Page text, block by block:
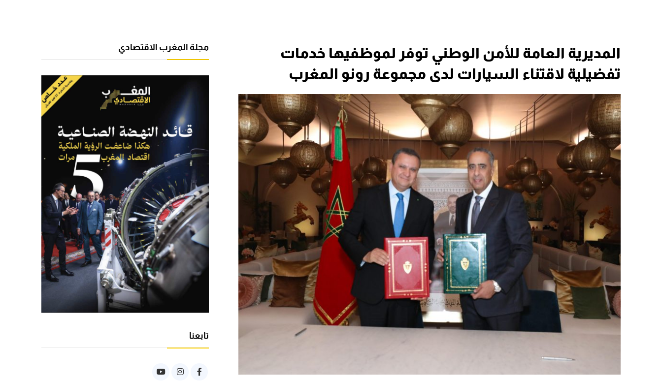
المديرية العامة للأمن الوطني توفر لموظفيها خدمات
تفضيلية لاقتناء السيارات لدى مجموعة رونو المغرب
مجلة المغرب الاقتصادي
تابعنا